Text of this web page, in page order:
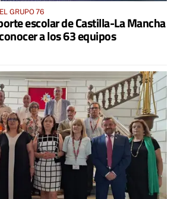
GRUPO 76
escolar de Castilla-La Mancha
a los 63 equipos